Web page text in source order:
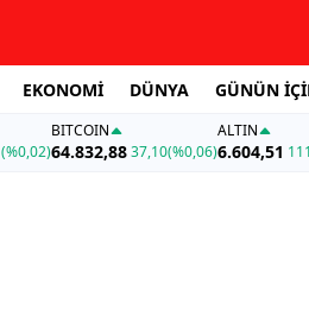
EKONOMİ DÜNYA GÜNÜN
(%0,02)
BITCOIN
64.832,8837,10(%0,06)
ALTIN
6.604,51